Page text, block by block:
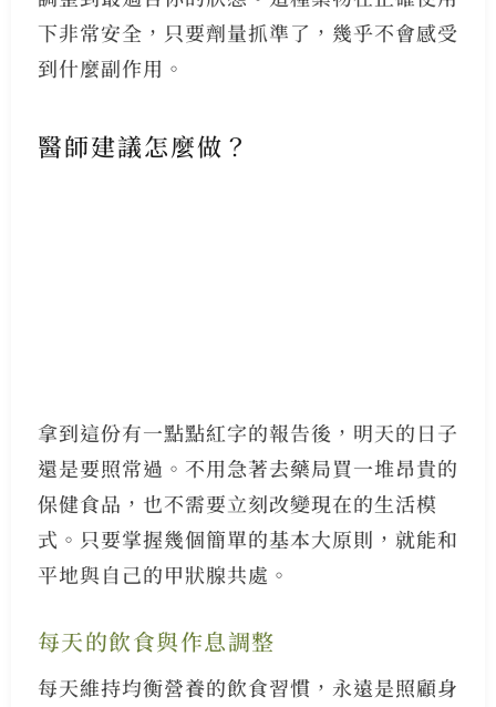
下非常安全，只要劑量抓準了，幾乎不會感受
到什麼副作用。
醫師建議怎麼做？
拿到這份有一點點紅字的報告後，明天的日子
還是要照常過。不用急著去藥局買一堆昂貴的
保健食品，也不需要立刻改變現在的生活模
式。只要掌握幾個簡單的基本大原則，就能和
平地與自己的甲狀腺共處。
每天的飲食與作息調整
每天維持均衡營養的飲食習慣，永遠是照顧身